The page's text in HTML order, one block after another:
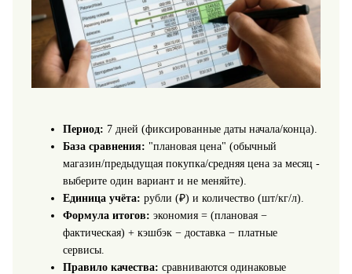
Период: 7 дней (фиксированные даты начала/конца).
База сравнения: "плановая цена" (обычный
магазин/предыдущая покупка/средняя цена за месяц -
выберите один вариант и не меняйте).
Единица учёта: рубли (₽) и количество (шт/кг/л).
Формула итогов: экономия = (плановая −
фактическая) + кэшбэк − доставка − платные
сервисы.
Правило качества: сравниваются одинаковые